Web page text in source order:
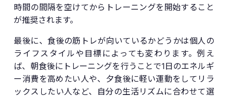
時間の間隔を空けてからトレーニングを開始すること
が推奨されます。
最後に、食後の筋トレが向いているかどうかは個人の
ライフスタイルや目標によっても変わります。例え
ば、朝食後にトレーニングを行うことで1日のエネルギ
ー消費を高めたい人や、夕食後に軽い運動をしてリラ
ックスしたい人など、自分の生活リズムに合わせて選